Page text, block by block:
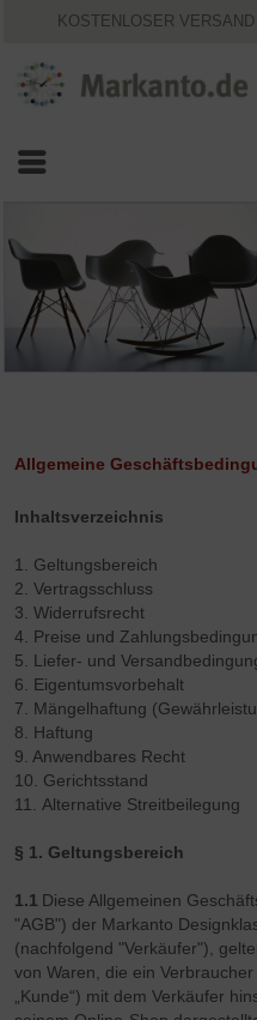
KOSTENLOSER
Allgemeine
Inhaltsverzeichnis
1. Geltungsbereich
2. Vertragsschluss
3. Widerrufsrecht
4. Preise und
5. Liefer- und
6. Eigentumsvorbehalt
7. Mängelhaftung
8. Haftung
9. Anwendbares Recht
10. Gerichtsstand
11. Alternative Streitbeilegung
§ 1. Geltungsbereich
1.1 Diese Allgemeinen
"AGB") der Markanto
(nachfolgend "Verkäufer"),
von Waren, die ein
„Kunde“) mit dem Verkäufer